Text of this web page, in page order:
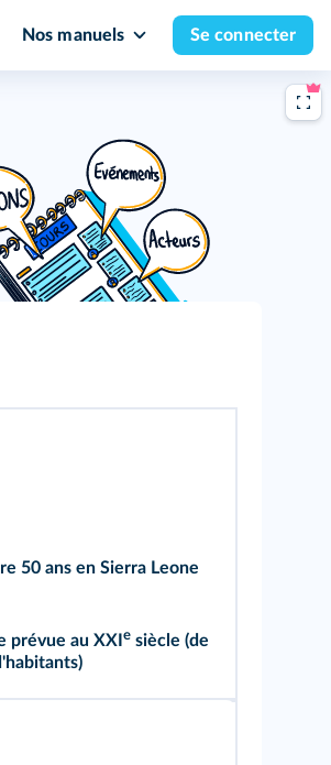
Nos manuels Se connecter
50 ans en Sierra Leone
prévue au XXI esiècle (de